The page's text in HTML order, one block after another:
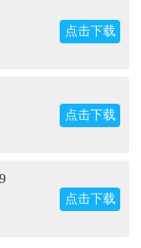
点击下载
点击下载
点击下载